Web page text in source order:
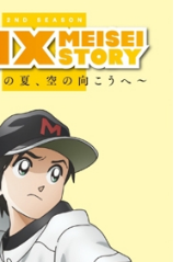
展開や練りこまれ
す。作品名HUNTE
形態TVアニメスケジ
月2日（日）～2014
日本テレビほか話数
ゴン＝フリークス：
ゾルディック：伊
：藤原啓治クラピ
ソカ：浪川大輔ス
義博（集英社「週
連載）監督：神志